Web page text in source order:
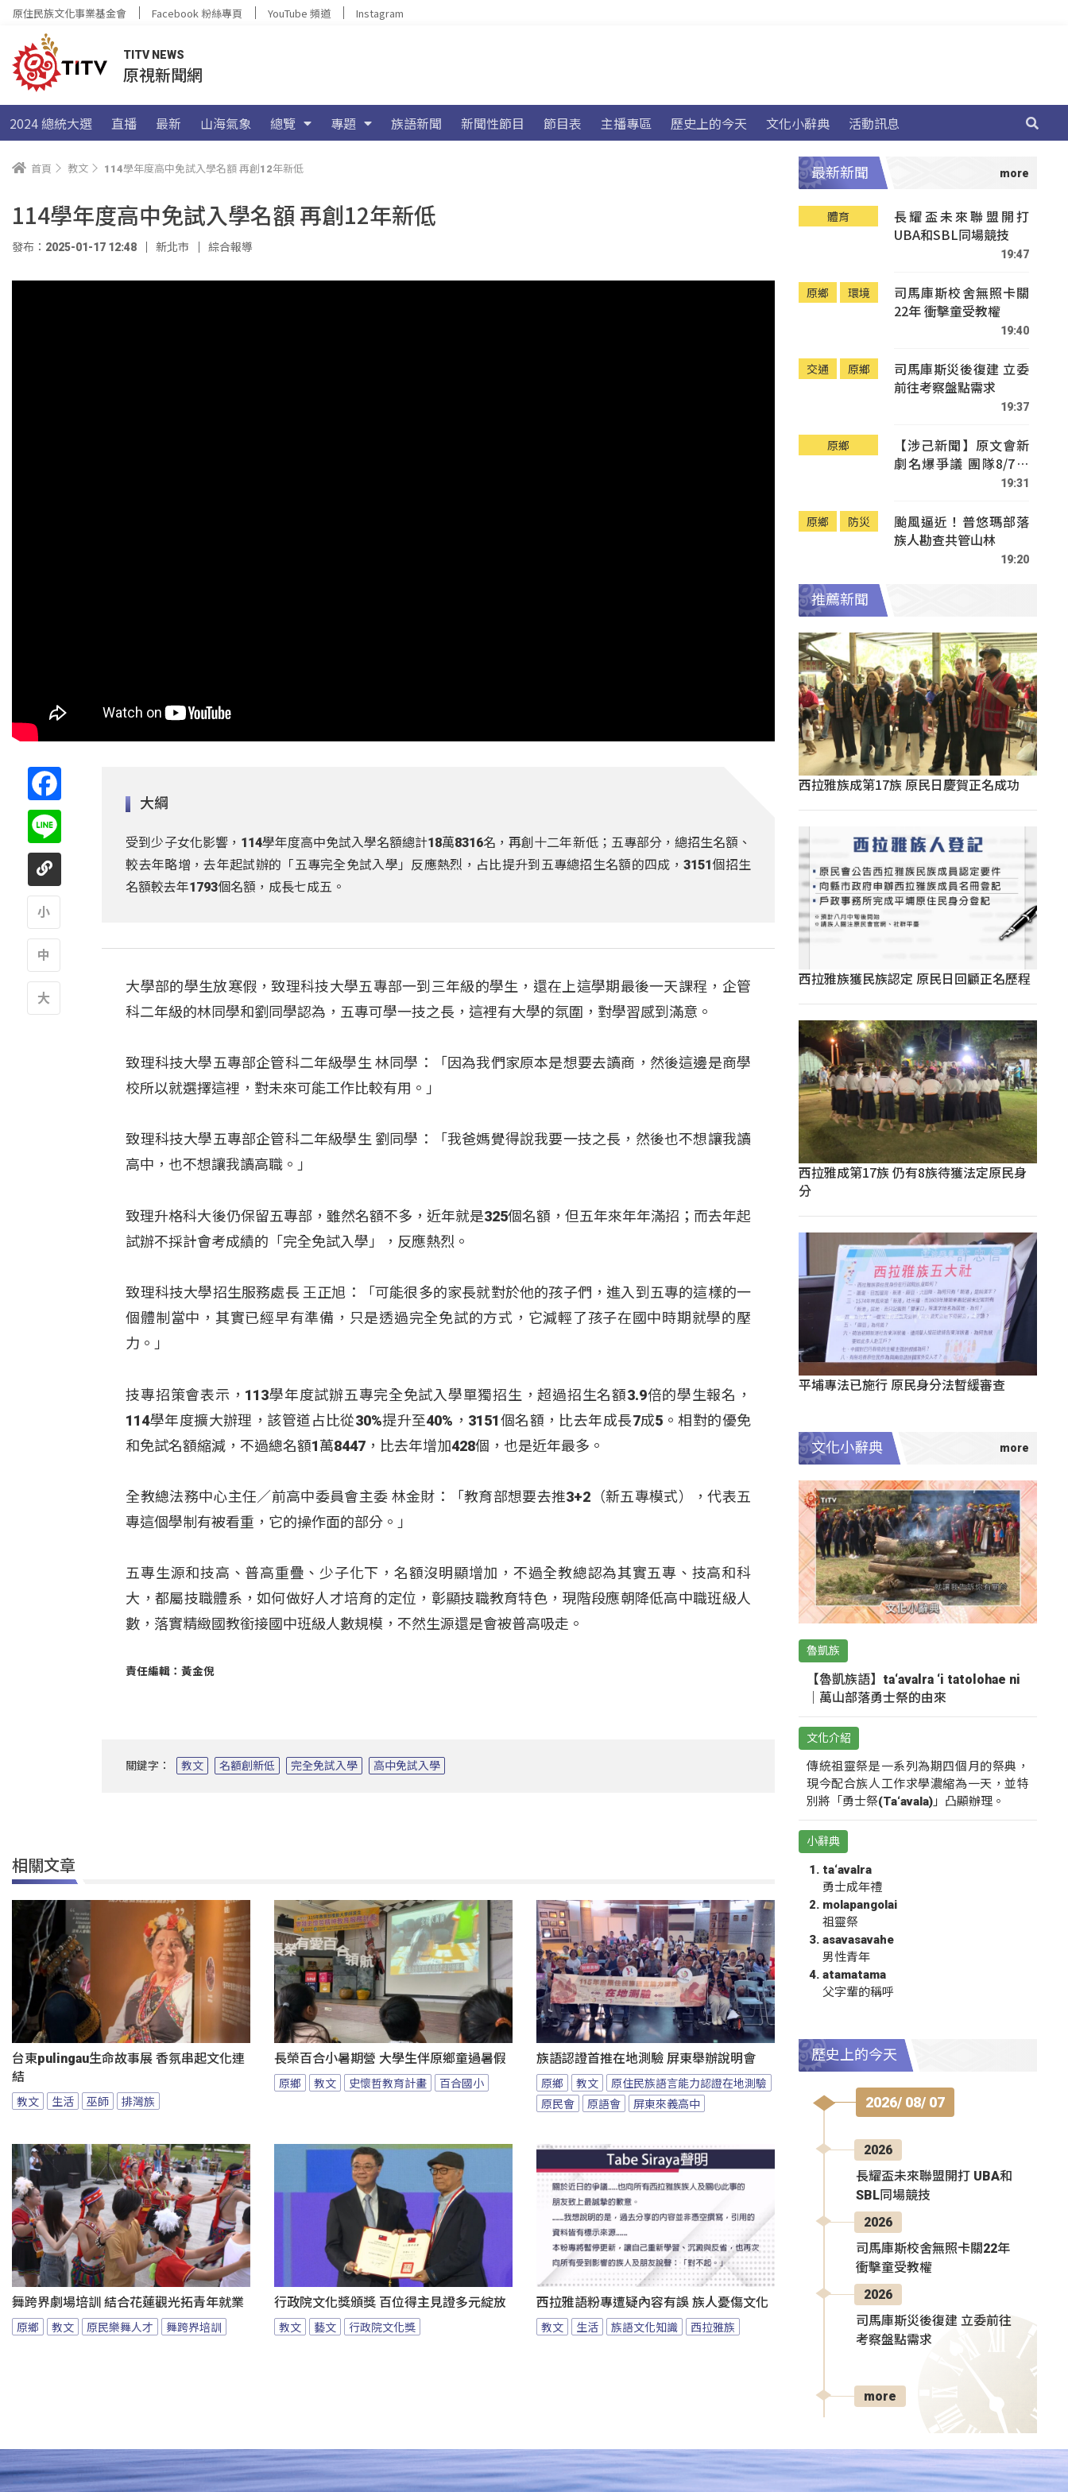
原住民族文化事業基金會 Facebook 粉絲專頁 YouTube 頻道 Instagram
TITV NEWS
原視新聞網
2024 總統大選 直播 最新 山海氣象 總覽 專題 族語新聞 新聞性節目 節目表 主播專區 歷史上的今天 文化小辭典 活動訊息
首頁 教文 114學年度高中免試入學名額 再創12年新低
114學年度高中免試入學名額 再創12年新低
發布：2025-01-17 12:48 新北市 綜合報導
大綱
受到少子女化影響，114學年度高中免試入學名額總計18萬8316名，再創十二年新低；五專部分，總招生名額、
較去年略增，去年起試辦的「五專完全免試入學」反應熱烈，占比提升到五專總招生名額的四成，3151個招生
名額較去年1793個名額，成長七成五。
大學部的學生放寒假，致理科技大學五專部一到三年級的學生，還在上這學期最後一天課程，企管
科二年級的林同學和劉同學認為，五專可學一技之長，這裡有大學的氛圍，對學習感到滿意。
致理科技大學五專部企管科二年級學生 林同學：「因為我們家原本是想要去讀商，然後這邊是商學
校所以就選擇這裡，對未來可能工作比較有用。」
致理科技大學五專部企管科二年級學生 劉同學：「我爸媽覺得說我要一技之長，然後也不想讓我讀
高中，也不想讓我讀高職。」
致理升格科大後仍保留五專部，雖然名額不多，近年就是325個名額，但五年來年年滿招；而去年起
試辦不採計會考成績的「完全免試入學」，反應熱烈。
致理科技大學招生服務處長 王正旭：「可能很多的家長就對於他的孩子們，進入到五專的這樣的一
個體制當中，其實已經早有準備，只是透過完全免試的方式，它減輕了孩子在國中時期就學的壓
力。」
技專招策會表示，113學年度試辦五專完全免試入學單獨招生，超過招生名額3.9倍的學生報名，
114學年度擴大辦理，該管道占比從30%提升至40%，3151個名額，比去年成長7成5。相對的優免
和免試名額縮減，不過總名額1萬8447，比去年增加428個，也是近年最多。
全教總法務中心主任／前高中委員會主委 林金財：「教育部想要去推3+2（新五專模式），代表五
專這個學制有被看重，它的操作面的部分。」
五專生源和技高、普高重疊、少子化下，名額沒明顯增加，不過全教總認為其實五專、技高和科
大，都屬技職體系，如何做好人才培育的定位，彰顯技職教育特色，現階段應朝降低高中職班級人
數，落實精緻國教銜接國中班級人數規模，不然生源還是會被普高吸走。
責任編輯：黃金倪
關鍵字： 教文 名額創新低 完全免試入學 高中免試入學
相關文章
台東pulingau生命故事展 香氛串起文化連
結
教文 生活 巫師 排灣族
長榮百合小暑期營 大學生伴原鄉童過暑假
原鄉 教文 史懷哲教育計畫 百合國小
族語認證首推在地測驗 屏東舉辦說明會
原鄉 教文
原住民族語言能力認證在地測驗
原民會
原語會 屏東來義高中
舞跨界劇場培訓 結合花蓮觀光拓青年就業
原鄉 教文 原民樂舞人才 舞跨界培訓
行政院文化獎頒獎 百位得主見證多元綻放
教文 藝文 行政院文化獎
西拉雅語粉專遭疑內容有誤 族人憂傷文化
教文 生活 族語文化知識 西拉雅族
最新新聞
體育
長耀盃未來聯盟開打
UBA和SBL同場競技
19:47
原鄉 環境
司馬庫斯校舍無照卡關
22年 衝擊童受教權
19:40
交通 原鄉
司馬庫斯災後復建 立委
前往考察盤點需求
19:37
原鄉
【涉己新聞】原文會新
劇名爆爭議 團隊8/7赴
19:31
原鄉 防災
颱風逼近！普悠瑪部落
族人勘查共管山林
19:20
推薦新聞
西拉雅族成第17族 原民日慶賀正名成功
西拉雅族獲民族認定 原民日回顧正名歷程
西拉雅成第17族 仍有8族待獲法定原民身
分
平埔專法已施行 原民身分法暫緩審查
文化小辭典
魯凱族
【魯凱族語】ta‘avalra ‘i tatolohae ni
｜萬山部落勇士祭的由來
文化介紹
傳統祖靈祭是一系列為期四個月的祭典，
現今配合族人工作求學濃縮為一天，並特
別將「勇士祭(Ta‘avala)」凸顯辦理。
小辭典
ta‘avalra
勇士成年禮
molapangolai
祖靈祭
asavasavahe
男性青年
atamatama
父字輩的稱呼
歷史上的今天
2026/ 08/ 07
2026
長耀盃未來聯盟開打 UBA和
SBL同場競技
2026
司馬庫斯校舍無照卡關22年
衝擊童受教權
2026
司馬庫斯災後復建 立委前往
考察盤點需求
more